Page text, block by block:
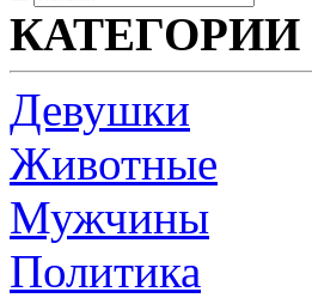
КАТЕГОРИИ
Девушки
Животные
Мужчины
Политика